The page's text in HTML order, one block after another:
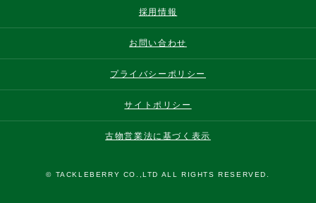
採用情報
お問い合わせ
プライバシーポリシー
サイトポリシー
古物営業法に基づく表示
© TACKLEBERRY CO.,LTD ALL RIGHTS RESERVED.